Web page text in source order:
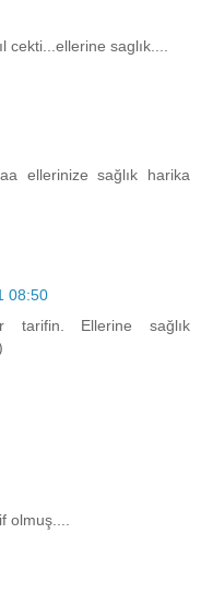
cekti...ellerine saglık....
ellerinize sağlık harika
08:50
tarifin. Ellerine sağlık
olmuş....